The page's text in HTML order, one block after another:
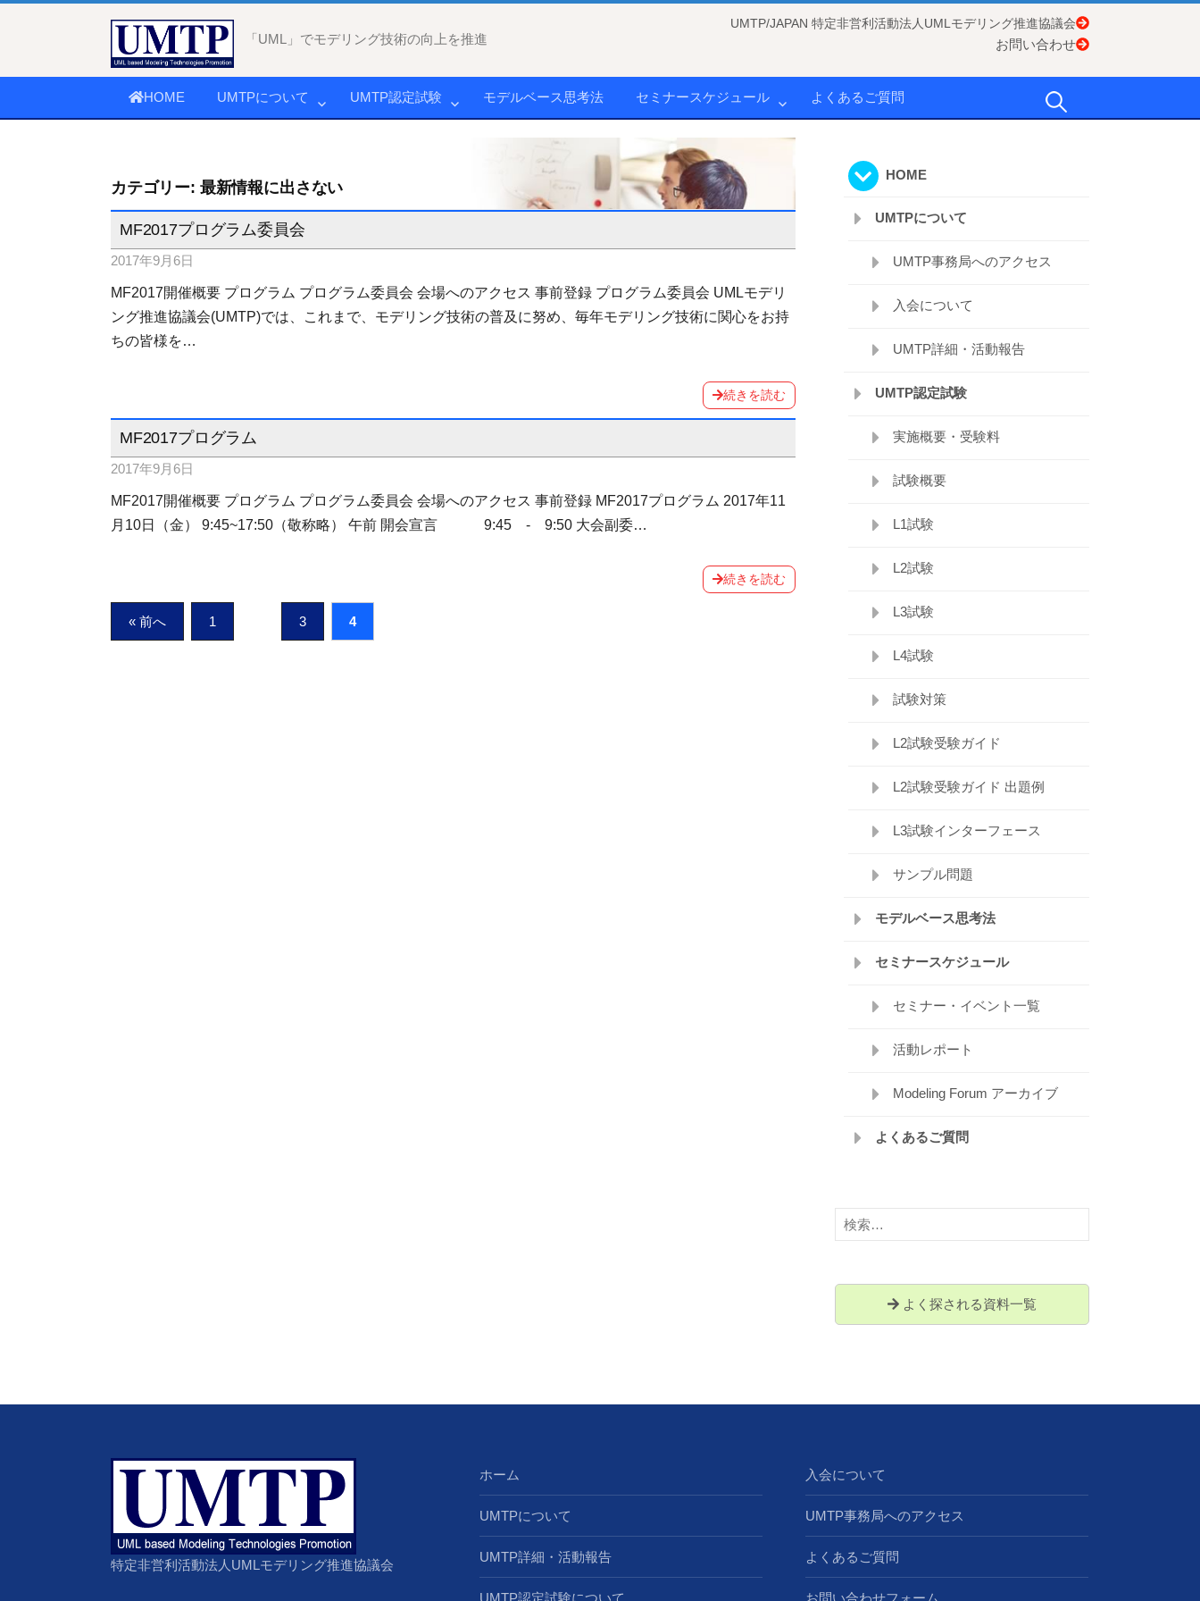
「UML」でモデリング技術の向上を推進
UMTP/JAPAN 特定非営利活動法人UMLモデリング推進協議会
お問い合わせ
HOME UMTPについて UMTP認定試験 モデルベース思考法 セミナースケジュール よくあるご質問 検
カテゴリー: 最新情報に出さない
MF2017プログラム委員会
2017年9月6日
MF2017開催概要 プログラム プログラム委員会 会場へのアクセス 事前登録 プログラム委員会 UMLモデリ
ング推進協議会(UMTP)では、これまで、モデリング技術の普及に努め、毎年モデリング技術に関心をお持
ちの皆様を…
続きを読む
MF2017プログラム
2017年9月6日
MF2017開催概要 プログラム プログラム委員会 会場へのアクセス 事前登録 MF2017プログラム 2017年11
月10日（金） 9:45~17:50（敬称略） 午前 開会宣言 9:45 - 9:50 大会副委…
続きを読む
投« 前へ 1 3 4
HOME
UMTPについて
UMTP事務局へのアクセス
入会について
UMTP詳細・活動報告
UMTP認定試験
実施概要・受験料
試験概要
L1試験
L2試験
L3試験
L4試験
試験対策
L2試験受験ガイド
L2試験受験ガイド 出題例
L3試験インターフェース
サンプル問題
モデルベース思考法
セミナースケジュール
セミナー・イベント一覧
活動レポート
Modeling Forum アーカイブ
よくあるご質問
検
索:
よく探される資料一覧
特定非営利活動法人UMLモデリング推進協議会
ホーム
UMTPについて
UMTP詳細・活動報告
UMTP認定試験について
入会について
UMTP事務局へのアクセス
よくあるご質問
お問い合わせフォーム